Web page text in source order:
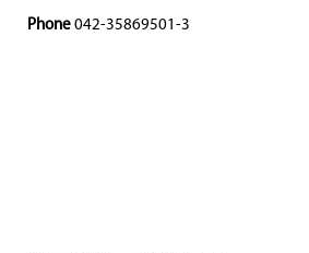
Phone 042-35869501-3